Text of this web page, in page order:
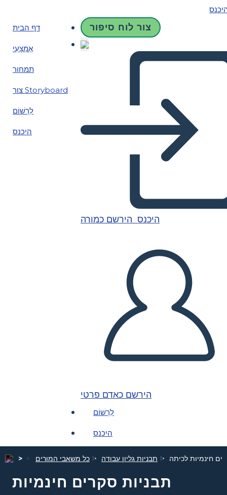
דף הבית
אֶמְצָעִי
תמחור
צור Storyboard
לִרְשׁוֹם
היכנס
צור לוח סיפור
היכנס הירשם כמורה
הירשם כאדם פרטי
לִרְשׁוֹם
היכנס
כל משאבי המורים תבניות גליון עבודה חינמיות לכיתה
תבניות סקרים חינמיות